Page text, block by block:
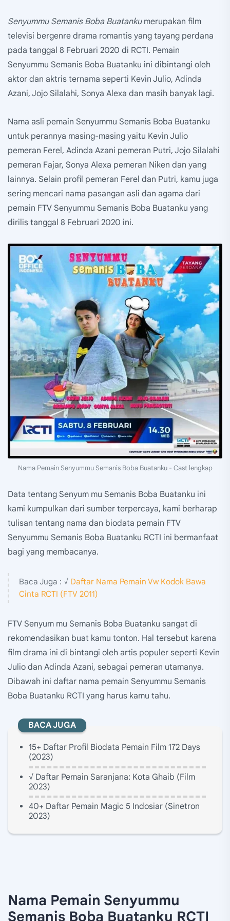
Senyummu Semanis Boba Buatankumerupakan film
televisi bergenre drama romantis yang tayang perdana
pada tanggal 8 Februari 2020 di RCTI. Pemain
Senyummu Semanis Boba Buatanku ini dibintangi oleh
aktor dan aktris ternama seperti Kevin Julio, Adinda
Azani, Jojo Silalahi, Sonya Alexa dan masih banyak lagi.
Nama asli pemain Senyummu Semanis Boba Buatanku
untuk perannya masing-masing yaitu Kevin Julio
pemeran Ferel, Adinda Azani pemeran Putri, Jojo Silalahi
pemeran Fajar, Sonya Alexa pemeran Niken dan yang
lainnya. Selain profil pemeran Ferel dan Putri, kamu juga
sering mencari nama pasangan asli dan agama dari
pemain FTV Senyummu Semanis Boba Buatanku yang
dirilis tanggal 8 Februari 2020 ini.
Nama Pemain Senyummu Semanis Boba Buatanku - Cast lengkap
Data tentang Senyum mu Semanis Boba Buatanku ini
kami kumpulkan dari sumber terpercaya, kami berharap
tulisan tentang nama dan biodata pemain FTV
Senyummu Semanis Boba Buatanku RCTI ini bermanfaat
bagi yang membacanya.
Baca Juga : √ Daftar Nama Pemain Vw Kodok Bawa
Cinta RCTI (FTV 2011)
FTV Senyum mu Semanis Boba Buatanku sangat di
rekomendasikan buat kamu tonton. Hal tersebut karena
film drama ini di bintangi oleh artis populer seperti Kevin
Julio dan Adinda Azani, sebagai pemeran utamanya.
Dibawah ini daftar nama pemain Senyummu Semanis
Boba Buatanku RCTI yang harus kamu tahu.
BACA JUGA
15+ Daftar Profil Biodata Pemain Film 172 Days
(2023)
√ Daftar Pemain Saranjana: Kota Ghaib (Film
2023)
40+ Daftar Pemain Magic 5 Indosiar (Sinetron
2023)
Nama Pemain Senyummu
Semanis Boba Buatanku RCTI